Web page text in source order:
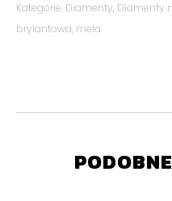
Kategorie: Diamenty, Diamenty
brylantowa, mela